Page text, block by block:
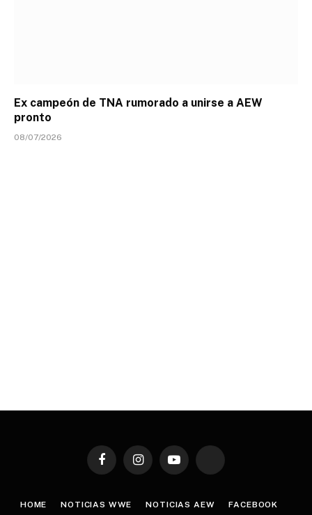
Ex campeón de TNA rumorado a unirse a AEW
pronto
08/07/2026
FacebookInstagramYouTube TikTok
HOME NOTICIAS WWE NOTICIAS AEW FACEBOOK